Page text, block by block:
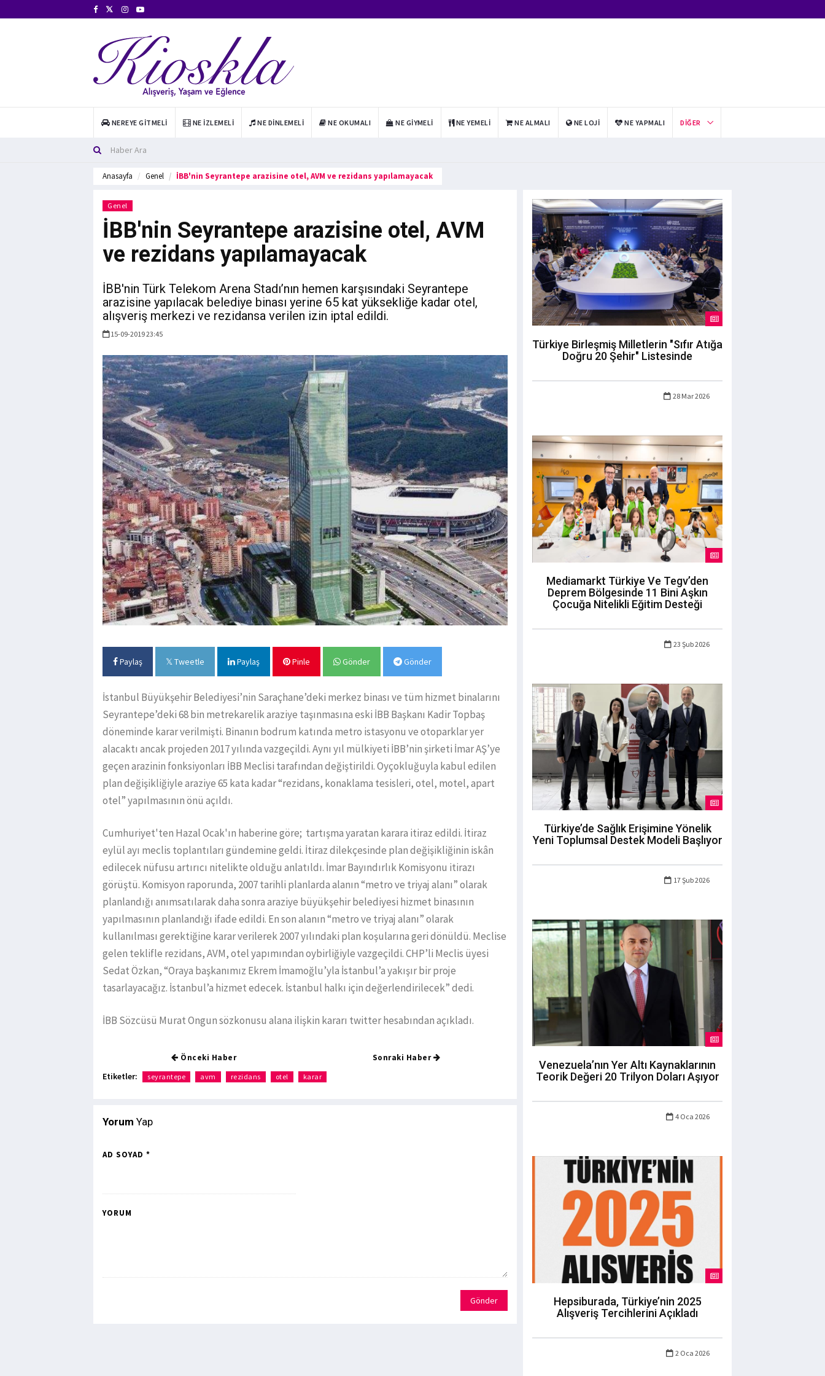
NEREYE GITMELI NE İZLEMELI NE DINLEMELI NE OKUMALI NE GIYMELI NE YEMELI NE ALMALI NE LOJI NE YAPMALI DIĞER
Anasayfa Genel İBB'nin Seyrantepe arazisine otel, AVM ve rezidans yapılamayacak
Genel
İBB'nin Seyrantepe arazisine otel, AVM
ve rezidans yapılamayacak
İBB'nin Türk Telekom Arena Stadı’nın hemen karşısındaki Seyrantepe
arazisine yapılacak belediye binası yerine 65 kat yüksekliğe kadar otel,
alışveriş merkezi ve rezidansa verilen izin iptal edildi.
15-09-2019 23:45
Paylaş Tweetle Paylaş Pinle Gönder Gönder
İstanbul Büyükşehir Belediyesi’nin Saraçhane’deki merkez binası ve tüm hizmet binalarını
Seyrantepe’deki 68 bin metrekarelik araziye taşınmasına eski İBB Başkanı Kadir Topbaş
döneminde karar verilmişti. Binanın bodrum katında metro istasyonu ve otoparklar yer
alacaktı ancak projeden 2017 yılında vazgeçildi. Aynı yıl mülkiyeti İBB’nin şirketi İmar AŞ’ye
geçen arazinin fonksiyonları İBB Meclisi tarafından değiştirildi. Oyçokluğuyla kabul edilen
plan değişikliğiyle araziye 65 kata kadar “rezidans, konaklama tesisleri, otel, motel, apart
otel” yapılmasının önü açıldı.
Cumhuriyet'ten Hazal Ocak'ın haberine göre; tartışma yaratan karara itiraz edildi. İtiraz
eylül ayı meclis toplantıları gündemine geldi. İtiraz dilekçesinde plan değişikliğinin iskân
edilecek nüfusu artırıcı nitelikte olduğu anlatıldı. İmar Bayındırlık Komisyonu itirazı
görüştü. Komisyon raporunda, 2007 tarihli planlarda alanın “metro ve triyaj alanı” olarak
planlandığı anımsatılarak daha sonra araziye büyükşehir belediyesi hizmet binasının
yapılmasının planlandığı ifade edildi. En son alanın “metro ve triyaj alanı” olarak
kullanılması gerektiğine karar verilerek 2007 yılındaki plan koşularına geri dönüldü. Meclise
gelen teklifle rezidans, AVM, otel yapımından oybirliğiyle vazgeçildi. CHP’li Meclis üyesi
Sedat Özkan, “Oraya başkanımız Ekrem İmamoğlu’yla İstanbul’a yakışır bir proje
tasarlayacağız. İstanbul’a hizmet edecek. İstanbul halkı için değerlendirilecek” dedi.
İBB Sözcüsü Murat Ongun sözkonusu alana ilişkin kararı twitter hesabından açıkladı.
Önceki Haber Sonraki Haber
Etiketler: seyrantepe avm rezidans otel karar
Yorum Yap
AD SOYAD *
YORUM
Gönder
Türkiye Birleşmiş Milletlerin "Sıfır Atığa
Doğru 20 Şehir" Listesinde
28 Mar 2026
Mediamarkt Türkiye Ve Tegv’den
Deprem Bölgesinde 11 Bini Aşkın
Çocuğa Nitelikli Eğitim Desteği
23 Şub 2026
Türkiye’de Sağlık Erişimine Yönelik
Yeni Toplumsal Destek Modeli Başlıyor
17 Şub 2026
Venezuela’nın Yer Altı Kaynaklarının
Teorik Değeri 20 Trilyon Doları Aşıyor
4 Oca 2026
Hepsiburada, Türkiye’nin 2025
Alışveriş Tercihlerini Açıkladı
2 Oca 2026